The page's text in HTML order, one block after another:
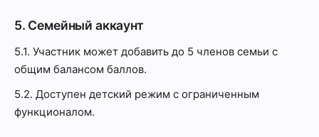
5. Семейный аккаунт
5.1. Участник может добавить до 5 членов семьи с
общим балансом баллов.
5.2. Доступен детский режим с ограниченным
функционалом.